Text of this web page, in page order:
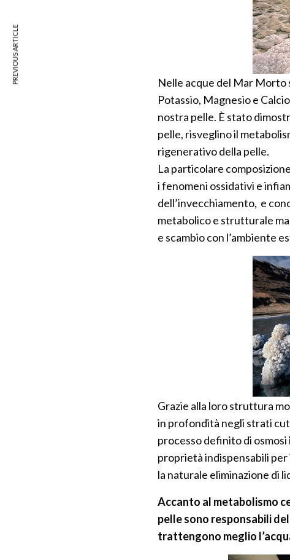
Nelle acque del Mar Morto
Potassio, Magnesio e
nostra pelle. È stato
pelle, risveglino il
rigenerativo della pelle.
La particolare
i fenomeni ossidativi e
dell’invecchiamento, e
metabolico e strutturale
e scambio con l’ambiente
Grazie alla loro struttura
in profondità negli strati
processo definito di
proprietà indispensabili
la naturale eliminazione di
Accanto al metabolismo
pelle sono responsabili
trattengono meglio
PREVIOUS ARTICLE